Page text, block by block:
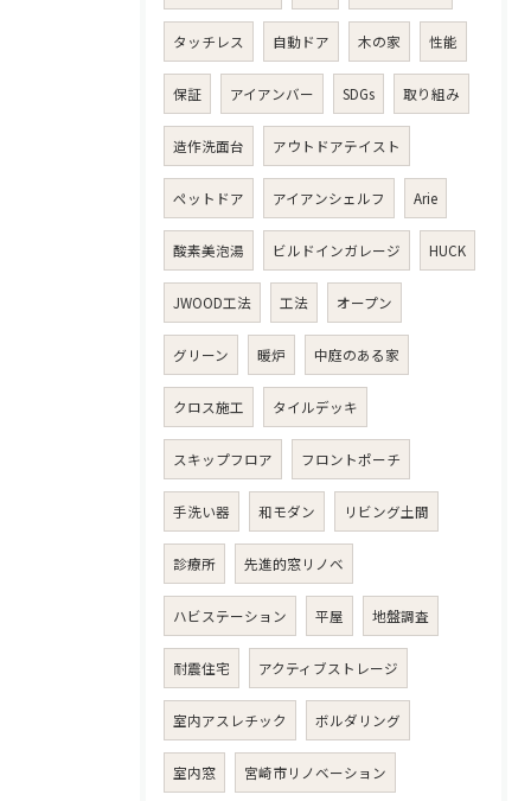
タッチレス 自動ドア 木の家 性能
保証 アイアンバー SDGs 取り組み
造作洗面台 アウトドアテイスト
ペットドア アイアンシェルフ Arie
酸素美泡湯 ビルドインガレージ HUCK
JWOOD工法 工法 オープン
グリーン 暖炉 中庭のある家
クロス施工 タイルデッキ
スキップフロア フロントポーチ
手洗い器 和モダン リビング土間
診療所 先進的窓リノベ
ハビステーション 平屋 地盤調査
耐震住宅 アクティブストレージ
室内アスレチック ボルダリング
室内窓 宮崎市リノベーション